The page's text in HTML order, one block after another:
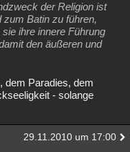
der Religion ist
Batin zu führen,
ihre innere Führung
den äußeren und
dem Paradies, dem
- solange
29.11.2010 um 17:00